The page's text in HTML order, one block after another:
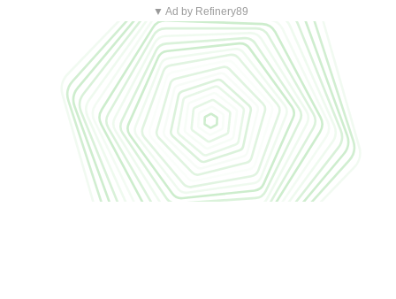
▼ Ad by Refinery89